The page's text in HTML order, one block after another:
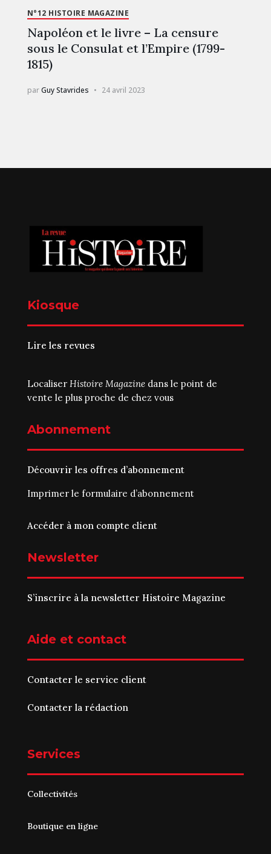
N°12 HISTOIRE MAGAZINE
Napoléon et le livre – La censure
sous le Consulat et l’Empire (1799-
1815)
parGuy Stavrides 24 avril 2023
Kiosque
Lire les revues
Localiser Histoire Magazinedans le point de
vente le plus proche de chez vous
Abonnement
Découvrir les offres d’abonnement
Imprimer le formulaire d’abonnement
Accéder à mon compte client
Newsletter
S’inscrire à la newsletter Histoire Magazine
Aide et contact
Contacter le service client
Contacter la rédaction
Services
Collectivités
Boutique en ligne